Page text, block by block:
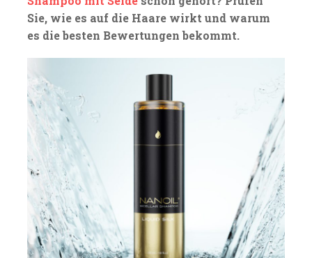
Sie, wie es auf die Haare wirkt und warum
es die besten Bewertungen bekommt.